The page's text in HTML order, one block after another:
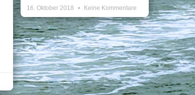
16. Oktober 2018 Keine Kommentare